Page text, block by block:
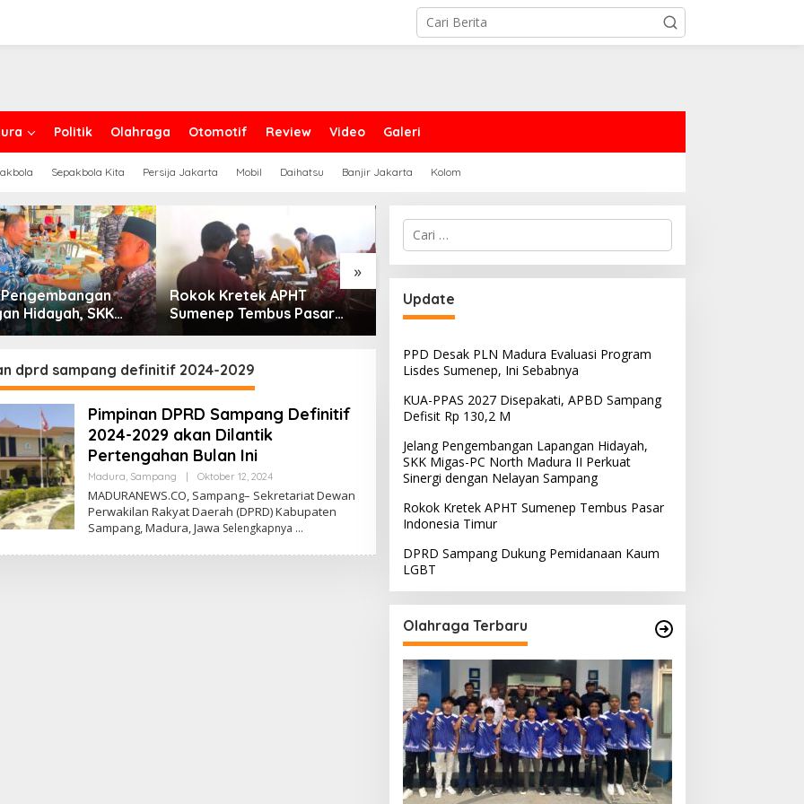
Politik Olahraga Otomotif Review Video Galeri
Sepakbola Kita Persija Jakarta Mobil Daihatsu Banjir Jakarta Kolom
»
Hidayah, SKK
North Madura II
Sampang
Rokok Kretek APHT
Sumenep Tembus Pasar
Indonesia Timur
DPRD Sampang Dukung
Pemidanaan Kaum LGBT
dprd sampang definitif 2024-2029
Pimpinan DPRD Sampang Definitif
2024-2029 akan Dilantik
Pertengahan Bulan Ini
Madura, Sampang Oktober 12, 2024Oleh
MADURANEWS.CO, Sampang– Sekretariat Dewan
Perwakilan Rakyat Daerah (DPRD) Kabupaten
Sampang, Madura, Jawa Selengkapnya
Cari
untuk:
Update
PPD Desak PLN Madura Evaluasi Program
Lisdes Sumenep, Ini Sebabnya
KUA-PPAS 2027 Disepakati, APBD Sampang
Defisit Rp 130,2 M
Jelang Pengembangan Lapangan Hidayah,
SKK Migas-PC North Madura II Perkuat
Sinergi dengan Nelayan Sampang
Rokok Kretek APHT Sumenep Tembus Pasar
Indonesia Timur
DPRD Sampang Dukung Pemidanaan Kaum
LGBT
Olahraga Terbaru